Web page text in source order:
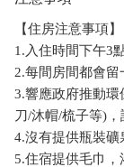
【住房注意事項】
1.入住時間下午3
2.每間房間都會留
3.響應政府推動
刀/沐帽/梳子等)，
4.沒有提供瓶裝礦
5.住宿提供毛巾，